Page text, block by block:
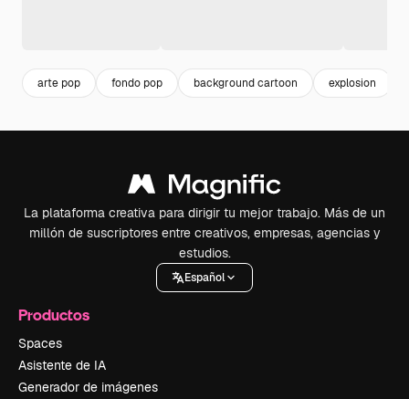
arte pop fondo pop background cartoon explosion
La plataforma creativa para dirigir tu mejor trabajo. Más de un
millón de suscriptores entre creativos, empresas, agencias y
estudios.
Español
Productos
Spaces
Asistente de IA
Generador de imágenes